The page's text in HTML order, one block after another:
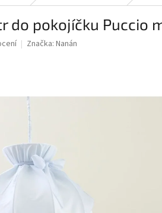
do pokojíčku Puccio
Značka: Nanán